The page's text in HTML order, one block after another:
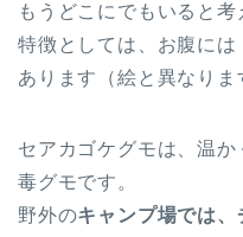
もうどこにでもいると考
特徴としては、お腹に
あります（絵と異なりま
セアカゴケグモは、温
毒グモです。
野外のキャンプ場では